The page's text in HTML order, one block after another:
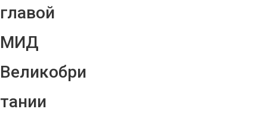
главой
МИД
Великобри
тании